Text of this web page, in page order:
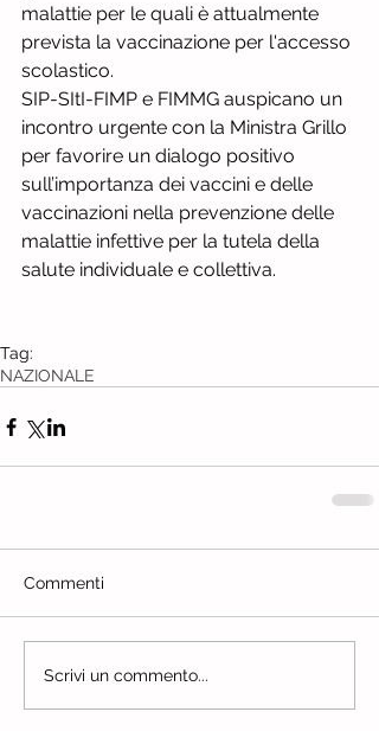
malattie per le quali è attualmente
prevista la vaccinazione per l'accesso
scolastico.
SIP-SItI-FIMP e FIMMG auspicano un
incontro urgente con la Ministra Grillo
per favorire un dialogo positivo
sull’importanza dei vaccini e delle
vaccinazioni nella prevenzione delle
malattie infettive per la tutela della
salute individuale e collettiva.
Tag:
NAZIONALE
Commenti
Scrivi un commento...